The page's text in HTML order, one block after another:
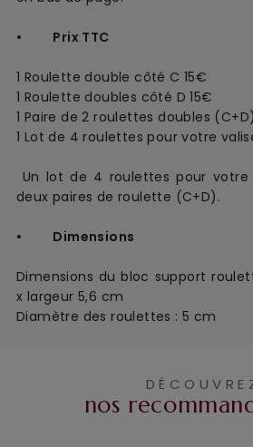
• Prix TTC
1 Roulette double côté C 15€
1 Roulette doubles côté D 15€
1 Paire de 2 roulettes doubles
1 Lot de 4 roulettes pour votre
Un lot de 4 roulettes pour votre valise correspond à
deux paires de roulette (C+D).
• Dimensions
Dimensions du bloc support
x largeur 5,6 cm
Diamètre des roulettes : 5 cm
nos